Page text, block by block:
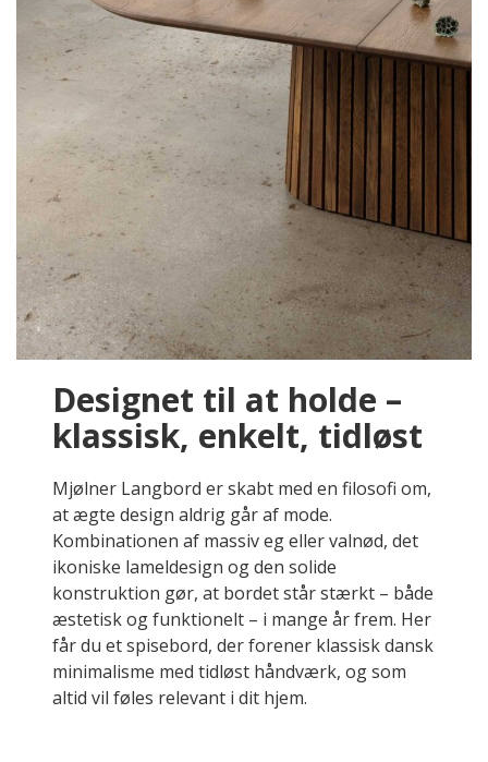
Designet til at holde –
klassisk, enkelt, tidløst
Mjølner Langbord er skabt med en filosofi om,
at ægte design aldrig går af mode.
Kombinationen af massiv eg eller valnød, det
ikoniske lameldesign og den solide
konstruktion gør, at bordet står stærkt – både
æstetisk og funktionelt – i mange år frem. Her
får du et spisebord, der forener klassisk dansk
minimalisme med tidløst håndværk, og som
altid vil føles relevant i dit hjem.